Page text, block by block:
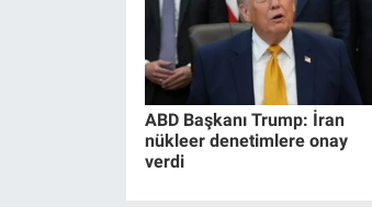
ABD Başkanı Trump: İran
nükleer denetimlere onay
verdi